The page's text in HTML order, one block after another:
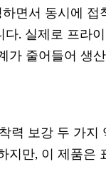
면서 동시에 접
. 실제로 프라
가 줄어들어 생
력 보강 두 가지
지만, 이 제품은